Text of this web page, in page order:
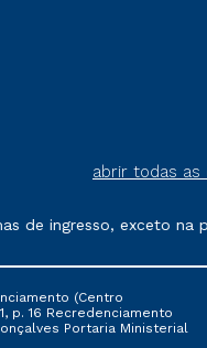
abrir todas as
ingresso, exceto na
(Centro
p. 16 Recredenciamento
Portaria Ministerial